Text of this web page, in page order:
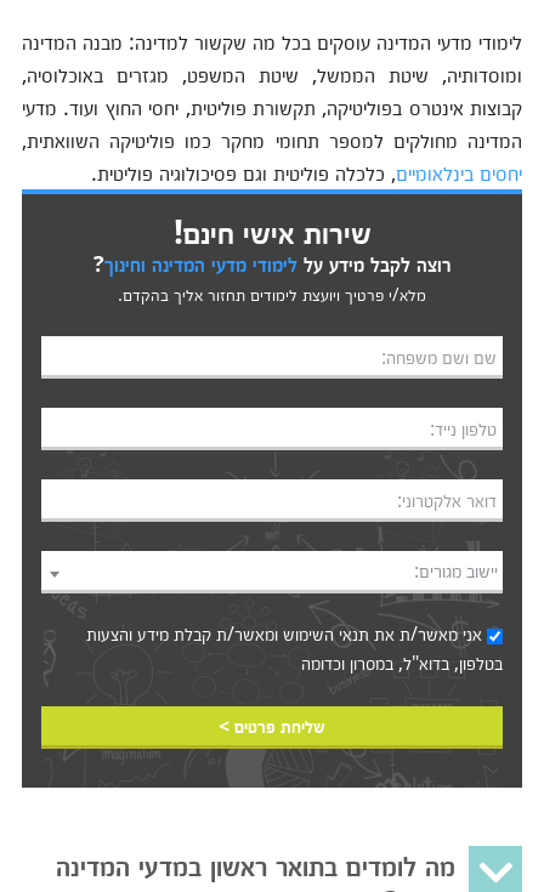
לימודי מדעי המדינה עוסקים בכל מה שקשור למדינה: מבנה המדינה
ומוסדותיה, שיטת הממשל, שיטת המשפט, מגזרים באוכלוסיה,
קבוצות אינטרס בפוליטיקה, תקשורת פוליטית, יחסי החוץ ועוד. מדעי
המדינה מחולקים למספר תחומי מחקר כמו פוליטיקה השוואתית,
יחסים בינלאומיים, כלכלה פוליטית וגם פסיכולוגיה פוליטית.
שירות אישי חינם!
רוצה לקבל מידע עללימודי מדעי המדינה וחינוך?
מלא/י פרטיך ויועצת לימודים תחזור אליך בהקדם.
שם ושם משפחה:
טלפון נייד:
דואר אלקטרוני:
יישוב מגורים:
אני מאשר/ת אתתנאי השימושומאשר/ת קבלת מידע והצעות
בטלפון, בדוא"ל, במסרון וכדומה‎‎
שליחת פרטים >
מה לומדים בתואר ראשון במדעי המדינה